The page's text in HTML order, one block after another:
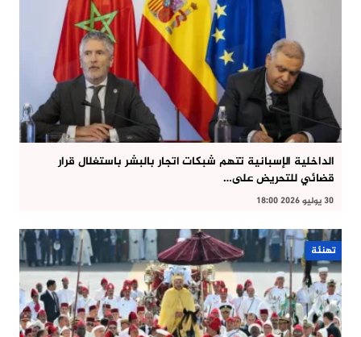
الداخلية الإسبانية تتهم شبكات اتجار بالبشر باستغلال قرار
قضائي للتحريض على…
30 يوليو 2026 18:00
تهنئة